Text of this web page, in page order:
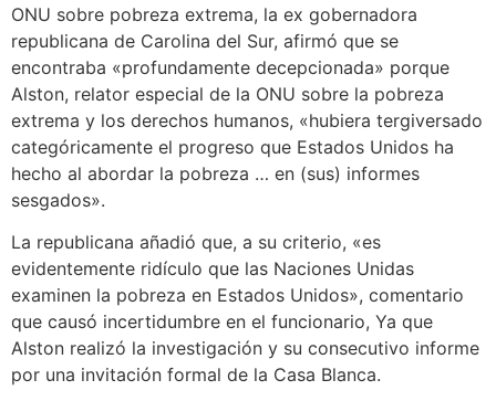
ONU sobre pobreza extrema, la ex gobernadora
republicana de Carolina del Sur, afirmó que se
encontraba «profundamente decepcionada» porque
Alston, relator especial de la ONU sobre la pobreza
extrema y los derechos humanos, «hubiera tergiversado
categóricamente el progreso que Estados Unidos ha
hecho al abordar la pobreza … en (sus) informes
sesgados».
La republicana añadió que, a su criterio, «es
evidentemente ridículo que las Naciones Unidas
examinen la pobreza en Estados Unidos», comentario
que causó incertidumbre en el funcionario, Ya que
Alston realizó la investigación y su consecutivo informe
por una invitación formal de la Casa Blanca.